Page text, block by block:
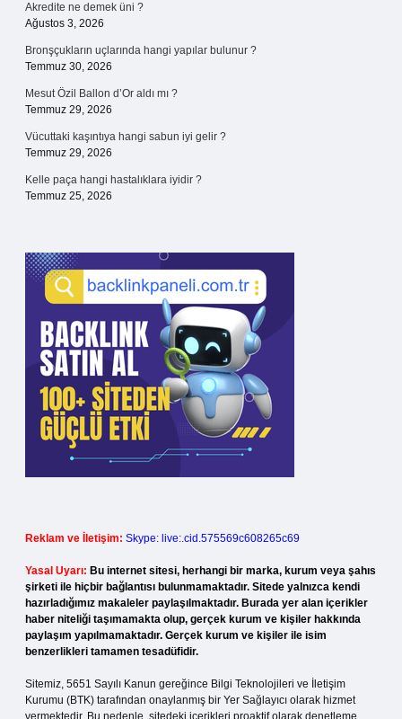
Akredite ne demek üni ?
Ağustos 3, 2026
Bronşçukların uçlarında hangi yapılar bulunur ?
Temmuz 30, 2026
Mesut Özil Ballon d’Or aldı mı ?
Temmuz 29, 2026
Vücuttaki kaşıntıya hangi sabun iyi gelir ?
Temmuz 29, 2026
Kelle paça hangi hastalıklara iyidir ?
Temmuz 25, 2026
Reklam ve İletişim: Skype: live:.cid.575569c608265c69
Yasal Uyarı: Bu internet sitesi, herhangi bir marka, kurum veya şahıs
şirketi ile hiçbir bağlantısı bulunmamaktadır. Sitede yalnızca kendi
hazırladığımız makaleler paylaşılmaktadır. Burada yer alan içerikler
haber niteliği taşımamakta olup, gerçek kurum ve kişiler hakkında
paylaşım yapılmamaktadır. Gerçek kurum ve kişiler ile isim
benzerlikleri tamamen tesadüfidir.
Sitemiz, 5651 Sayılı Kanun gereğince Bilgi Teknolojileri ve İletişim
Kurumu (BTK) tarafından onaylanmış bir Yer Sağlayıcı olarak hizmet
vermektedir. Bu nedenle, sitedeki içerikleri proaktif olarak denetleme